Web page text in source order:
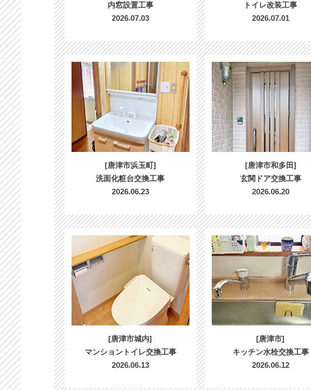
内窓設置工事
2026.07.03
トイレ改装工事
2026.07.01
[唐津市浜玉町]
洗面化粧台交換工事
2026.06.23
[唐津市和多田]
玄関ドア交換工事
2026.06.20
[唐津市城内]
マンショントイレ交換工事
2026.06.13
[唐津市]
キッチン水栓交換工事
2026.06.12